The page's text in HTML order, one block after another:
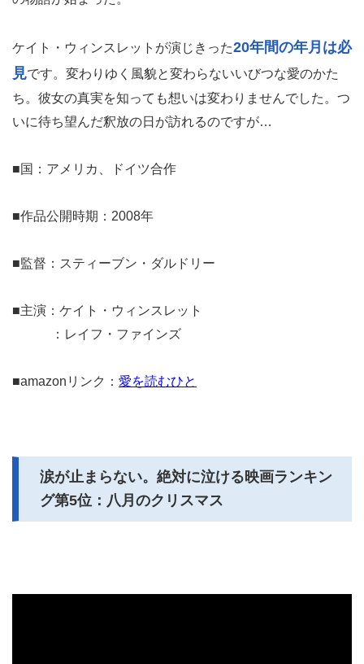
ケイト・ウィンスレットが演じきった20年間の年月は必
見です。変わりゆく風貌と変わらないいびつな愛のかた
ち。彼女の真実を知っても想いは変わりませんでした。つ
いに待ち望んだ釈放の日が訪れるのですが…
■国：アメリカ、ドイツ合作
■作品公開時期：2008年
■監督：スティーブン・ダルドリー
■主演：ケイト・ウィンスレット
：レイフ・ファインズ
■amazonリンク： 愛を読むひと
涙が止まらない。絶対に泣ける映画ランキン
グ第5位：八月のクリスマス